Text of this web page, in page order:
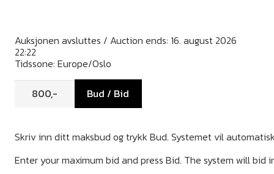
Auksjonen avsluttes / Auction ends: 16. august 2026
22:22
Tidssone: Europe/Oslo
Bud / Bid